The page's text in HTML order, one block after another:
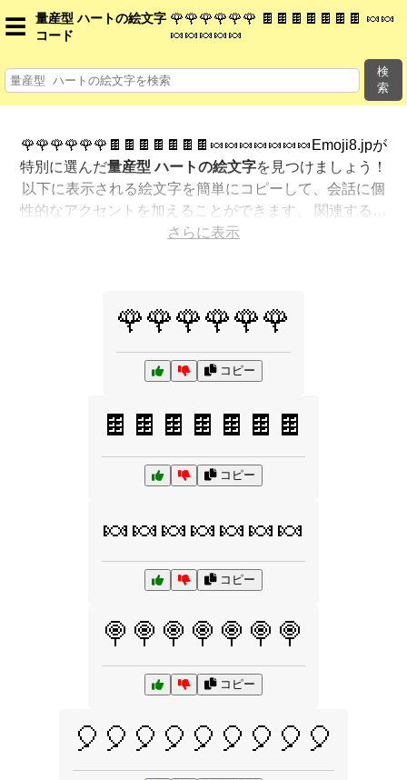
☰
量産型 ハートの絵文字
コード
🌹🌹🌹🌹🌹🌹 🍫🍫🍫🍫🍫🍫🍫 🍬🍬
🍬🍬🍬🍬🍬
検
索
🌹🌹🌹🌹🌹🌹🍫🍫🍫🍫🍫🍫🍫🍬🍬🍬🍬🍬🍬🍬Emoji8.jpが
特別に選んだ
量産型 ハートの絵文字を見つけましょう！
以下に表示される絵文字を簡単にコピーして、会話に個
性的なアクセントを加えることができます。 関連する絵
文字を最も人気のある順に表示しました。さらに多くの
さらに表示
🌹🌹🌹🌹🌹🌹
コピー
🍫🍫🍫🍫🍫🍫🍫
コピー
🍬🍬🍬🍬🍬🍬🍬
コピー
🍭🍭🍭🍭🍭🍭🍭
コピー
🎈🎈🎈🎈🎈🎈🎈🎈🎈